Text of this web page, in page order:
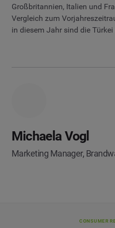
Großbritannien, Italien und
Vergleich zum
in diesem Jahr sind die
Michaela Vogl
Marketing Manager,
CONSUMER